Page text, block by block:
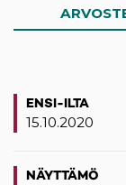
ENSI-ILTA
15.10.2020
NÄYTTÄMÖ